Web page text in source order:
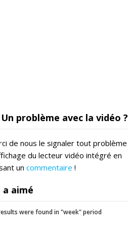
Un problème avec la vidéo ?
de nous le signaler tout problème
du lecteur vidéo intégré en
un commentaire !
a aimé
were found in "week" period